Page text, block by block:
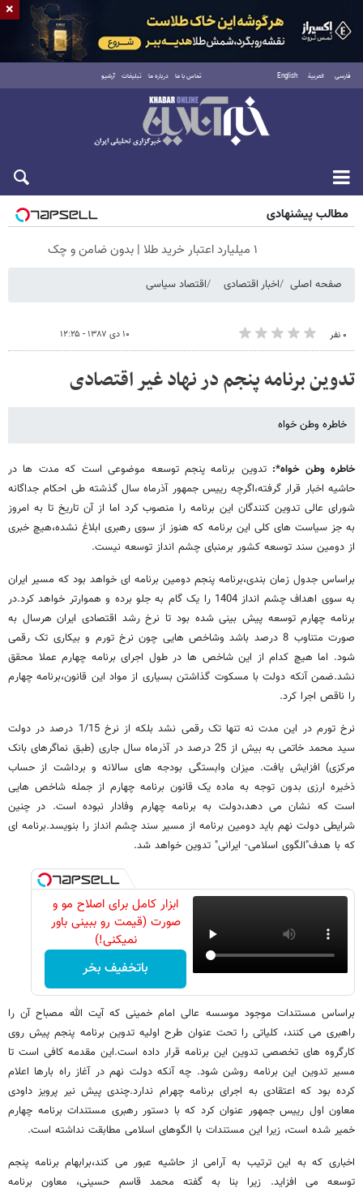
فارسی العربية English تماس با ما درباره ما تبلیغات آرشیو
جمعه ۱۶ مرداد ۱۴۰۵
مطالب پیشنهادی
۱ میلیارد اعتبار خرید طلا | بدون ضامن و چک
صفحه اصلی اخبار اقتصادی اقتصاد سیاسی
۰ نفر ۱۰ دی ۱۳۸۷ - ۱۲:۲۵
تدوین برنامه پنجم در نهاد غیر اقتصادی
خاطره وطن خواه
خاطره وطن خواه*:تدوین برنامه پنجم توسعه موضوعی است که مدت ها در
حاشیه اخبار قرار گرفته،اگرچه رییس جمهور آذرماه سال گذشته طی احکام جداگانه
شورای عالی تدوین کنندگان این برنامه را منصوب کرد اما از آن تاریخ تا به امروز
به جز سیاست های کلی این برنامه که هنوز از سوی رهبری ابلاغ نشده،هیچ خبری
از دومین سند توسعه کشور برمنبای چشم انداز توسعه نیست.
براساس جدول زمان بندی،برنامه پنجم دومین برنامه ای خواهد بود که مسیر ایران
به سوی اهداف چشم انداز 1404 را یک گام به جلو برده و هموارتر خواهد کرد.در
برنامه چهارم توسعه پیش بینی شده بود تا نرخ رشد اقتصادی ایران هرسال به
صورت متناوب 8 درصد باشد وشاخص هایی چون نرخ تورم و بیکاری تک رقمی
شود. اما هیچ کدام از این شاخص ها در طول اجرای برنامه چهارم عملا محقق
نشد.ضمن آنکه دولت با مسکوت گذاشتن بسیاری از مواد این قانون،برنامه چهارم
را ناقص اجرا کرد.
نرخ تورم در این مدت نه تنها تک رقمی نشد بلکه از نرخ 1/15 درصد در دولت
سید محمد خاتمی به بیش از 25 درصد در آذرماه سال جاری (طبق نماگرهای بانک
مرکزی) افزایش یافت. میزان وابستگی بودجه های سالانه و برداشت از حساب
ذخیره ارزی بدون توجه به ماده یک قانون برنامه چهارم از جمله شاخص هایی
است که نشان می دهد،دولت به برنامه چهارم وفادار نبوده است. در چنین
شرایطی دولت نهم باید دومین برنامه از مسیر سند چشم انداز را بنویسد.برنامه ای
که با هدف"الگوی اسلامی- ایرانی" تدوین خواهد شد.
ابزار کامل برای اصلاح مو و
صورت (قیمت رو ببینی باور
نمیکنی!)
باتخفیف بخر
براساس مستندات موجود موسسه عالی امام خمینی که آیت الله مصباح آن را
راهبری می کنند، کلیاتی را تحت عنوان طرح اولیه تدوین برنامه پنجم پیش روی
کارگروه های تخصصی تدوین این برنامه قرار داده است.این مقدمه کافی است تا
مسیر تدوین این برنامه روشن شود. چه آنکه دولت نهم در آغاز راه بارها اعلام
کرده بود که اعتقادی به اجرای برنامه چهرام ندارد.چندی پیش نیر پرویز داودی
معاون اول رییس جمهور عنوان کرد که با دستور رهبری مستندات برنامه چهارم
خمیر شده است، زیرا این مستندات با الگوهای اسلامی مطابقت نداشته است.
اخباری که به این ترتیب به آرامی از حاشیه عبور می کند،برابهام برنامه پنجم
توسعه می افزاید. زیرا بنا به گفته محمد قاسم حسینی، معاون برنامه
×